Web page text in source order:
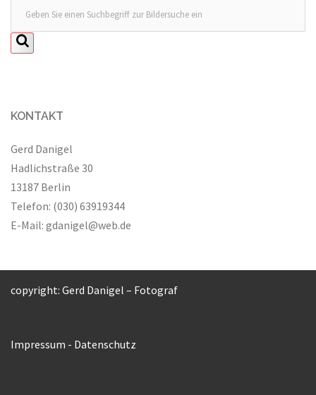
KONTAKT
Gerd Danigel
Hadlichstraße 30
13187 Berlin
Telefon: (030) 63919344
E-Mail: gdanigel@web.de
copyright: Gerd Danigel – Fotograf
Impressum - Datenschutz